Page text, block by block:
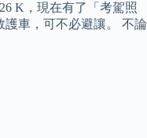
K，現在有了「考駕照
車，可不必避讓。 不論